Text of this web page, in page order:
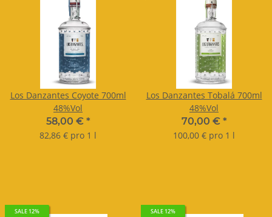
Los Danzantes Coyote 700ml
48%Vol
58,00 € *
82,86 € pro 1 l
Los Danzantes Tobalá 700ml
48%Vol
70,00 € *
100,00 € pro 1 l
SALE 12% SALE 12%